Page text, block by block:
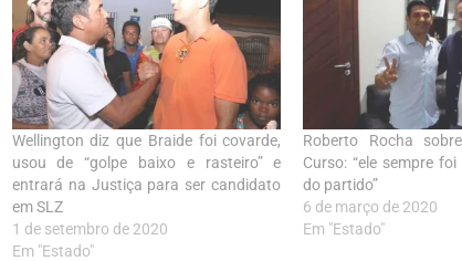
Wellington diz que Braide foi covarde,
usou de “golpe baixo e rasteiro” e
entrará na Justiça para ser candidato
em SLZ
1 de setembro de 2020
Em "Estado"
Roberto Rocha
Curso: “ele sempre
do partido”
6 de março de 2020
Em "Estado"